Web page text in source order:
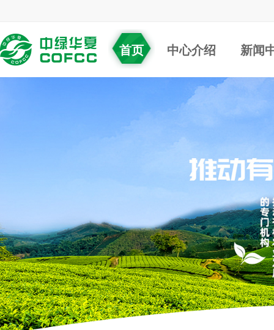
首页 中心介绍 新闻